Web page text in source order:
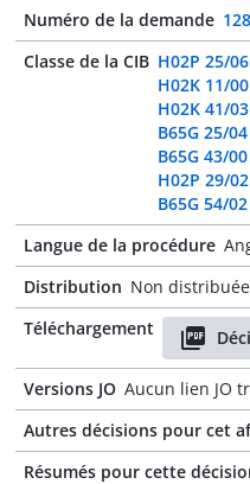
Numéro de la demande
Classe de la CIB H02P 25/06
H02K 11/00
H02K 41/03
B65G 25/04
B65G 43/00
H02P 29/02
B65G 54/02
Langue de la procédure
Distribution Non
Téléchargement
Versions JO Aucun lien JO
Autres décisions pour cet
Résumés pour cette